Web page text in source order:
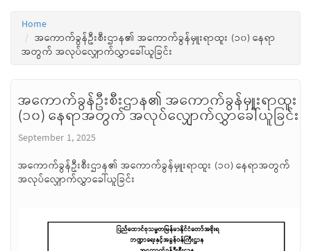
Home
အကောက်ခွန်ဦးစီးဌာန၏ အကောက်ခွန်မှူးရာထူး (၁၀) နေရာ
အတွက် အလုပ်လျှောက်လွှာခေါ်ယူခြင်း
အကောက်ခွန်ဦးစီးဌာန၏ အကောက်ခွန်မှူးရာထူး
(၁၀) နေရာအတွက် အလုပ်လျှောက်လွှာခေါ်ယူခြင်း
September 1, 2025
အကောက်ခွန်ဦးစီးဌာန၏ အကောက်ခွန်မှူးရာထူး (၁၀) နေရာအတွက်
အလုပ်လျှောက်လွှာခေါ်ယူခြင်း